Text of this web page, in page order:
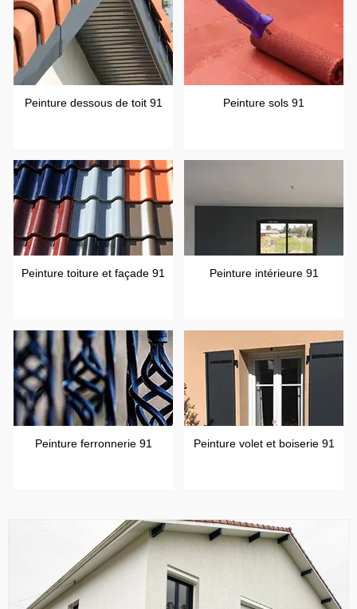
Peinture dessous de toit 91 Peinture sols 91
Peinture toiture et façade 91 Peinture intérieure 91
Peinture ferronnerie 91 Peinture volet et boiserie 91